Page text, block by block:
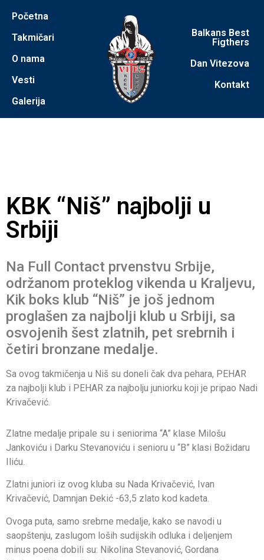
Početna
Takmičari
O nama
Vesti
Galerija
Balkans Best
Figthers
Dan Vitezova
Kontakt
KBK “Niš” najbolji u
Srbiji
Na Full Contact prvenstvu Srbije,
održanom proteklog vikenda u Kraljevu,
Kik boks klub “Niš” je još jednom
proglašen za najbolji klub u Srbiji, sa
osvojenih šest zlatnih, pet srebrnih i
četiri bronzane medalje.
Sa ovog takmičenja u Niš su doneli čak dva pehara, PEHAR
za najbolji klub i PEHAR za najbolju juniorku koji je pripao Nadi
Krivačević.
Zlatne medalje pripale su i seniorima “A” klase Milošu
Jankoviću i Darku Stevanoviću i senioru u “B” klasi Božidaru
Iliću.
Zlatni juniori iz ovog kluba su Nada Krivačević, Ivan
Krivačević, Damnjan Đekić -63,5 zlato kod kadeta.
Ovoga puta, samo srebrne medalje, kako se navodi u
saopštenju, zaslugom loših sudijskih odluka i deljenjem
minus poena dobili su: Nikolina Stevanović, Gordana